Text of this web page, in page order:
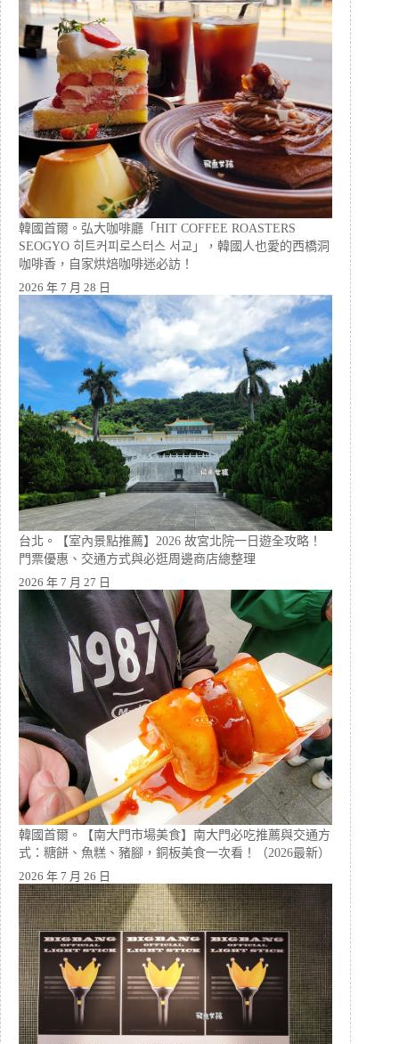
韓國首爾。弘大咖啡廳「HIT COFFEE ROASTERS
SEOGYO 히트커피로스터스 서교」，韓國人也愛的西橋洞
咖啡香，自家烘焙咖啡迷必訪！
2026 年 7 月 28 日
台北。【室內景點推薦】2026 故宮北院一日遊全攻略！
門票優惠、交通方式與必逛周邊商店總整理
2026 年 7 月 27 日
韓國首爾。【南大門市場美食】南大門必吃推薦與交通方
式：糖餅、魚糕、豬腳，銅板美食一次看！（2026最新）
2026 年 7 月 26 日